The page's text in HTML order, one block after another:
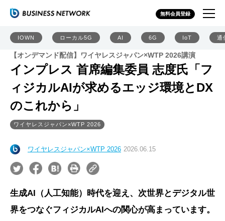
無料会員登録
IOWN ローカル5G AI 6G IoT 通
【オンデマンド配信】ワイヤレスジャパン×WTP 2026講演
インプレス 首席編集委員 志度氏「フ
ィジカルAIが求めるエッジ環境とDX
のこれから」
ワイヤレスジャパン×WTP 2026
ワイヤレスジャパン×WTP 2026 2026.06.15
生成AI（人工知能）時代を迎え、次世界とデジタル世
界をつなぐフィジカルAIへの関心が高まっています。